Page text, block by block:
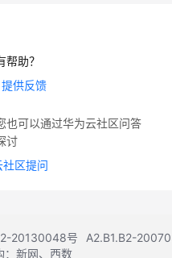
助？
提供反馈
也可以通过华为云社区问答
讨
社区提问
20130048号
A2.B1.B2-
：新网、西数